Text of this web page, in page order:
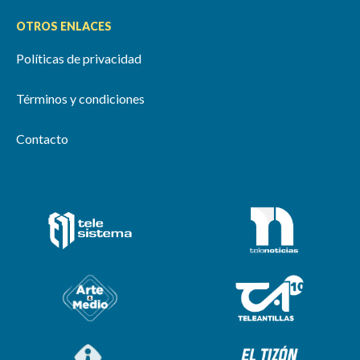
OTROS ENLACES
Políticas de privacidad
Términos y condiciones
Contacto